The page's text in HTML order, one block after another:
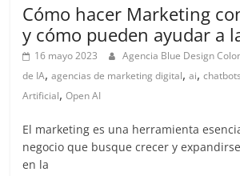
Cómo hacer Marketing
y cómo pueden ayudar a
16 mayo 2023 Agencia Blue Design
de IA,agencias de marketing digital,ai,chatbots
Artificial,Open AI
El marketing es una herramienta
negocio que busque crecer y
en la